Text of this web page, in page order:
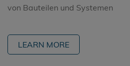
von Bauteilen und Systemen
LEARN MORE